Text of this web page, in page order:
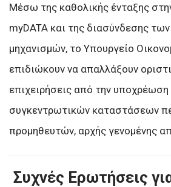
Μέσω της καθολικής ένταξης
myDATA και της διασύνδεσης
μηχανισμών, το Υπουργείο
επιδιώκουν να απαλλάξουν
επιχειρήσεις από την
συγκεντρωτικών καταστάσεων
προμηθευτών, αρχής γενομένης
Συχνές Ερωτήσεις